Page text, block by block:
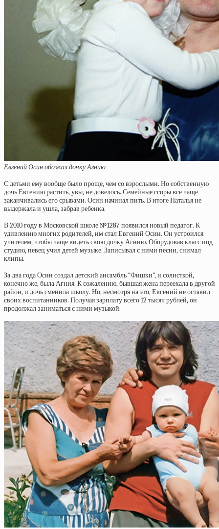
Евгений Осин обожал дочку Агнию
С детьми ему вообще было проще, чем со взрослыми. Но собственную
дочь Евгению растить, увы, не довелось. Семейные ссоры все чаще
заканчивались его срывами. Осин начинал пить. В итоге Наталья не
выдержала и ушла, забрав ребенка.
В 2010 году в Московской школе №1287 появился новый педагог. К
удивлению многих родителей, им стал Евгений Осин. Он устроился
учителем, чтобы чаще видеть свою дочку Агнию. Оборудовав класс под
студию, певец учил детей музыке. Записывал с ними песни, снимал
клипы.
За два года Осин создал детский ансамбль “Фишки”, и солисткой,
конечно же, была Агния. К сожалению, бывшая жена переехала в другой
район, и дочь сменила школу. Но, несмотря на это, Евгений не оставил
своих воспитанников. Получая зарплату всего 12 тысяч рублей, он
продолжал заниматься с ними музыкой.